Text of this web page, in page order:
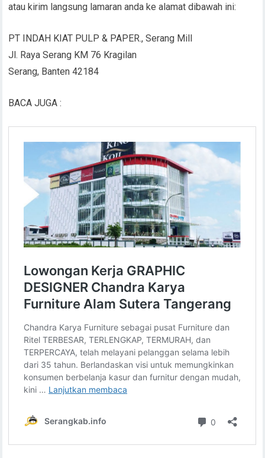
atau kirim langsung lamaran anda ke alamat dibawah ini:
PT INDAH KIAT PULP & PAPER., Serang Mill
Jl. Raya Serang KM 76 Kragilan
Serang, Banten 42184
BACA JUGA :